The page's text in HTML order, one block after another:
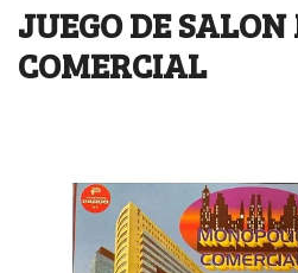
JUEGO DE
COMERCIAL